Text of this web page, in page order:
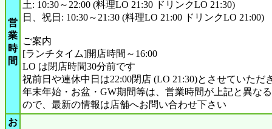
営
業
時
間
土: 10:30～22:00 (料理LO 21:30 ドリンクLO 21:30)
日、祝日: 10:30～21:30 (料理LO 21:00 ドリンクLO 21:00)
ご案内
[ランチタイム]開店時間～16:00
LO は閉店時間30分前です
祝前日や連休中日は22:00閉店 (LO 21:30)とさせていただ
年末年始・お盆・GW期間等は、営業時間が上記と異な
ので、最新の情報は店舗へお問い合わせ下さい
お